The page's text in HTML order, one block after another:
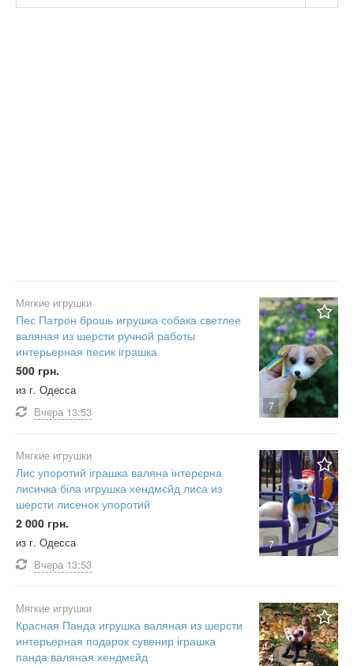
7
Мягкие игрушки
Пес Патрон брошь игрушка собака светлее
валяная из шерсти ручной работы
интерьерная песик іграшка
500 грн.
из г. Одесса
Вчера 13:53
7
Мягкие игрушки
Лис упоротий іграшка валяна інтерєрна
лисичка біла игрушка хендмєйд лиса из
шерсти лисенок упоротий
2 000 грн.
из г. Одесса
Вчера 13:53
4
Мягкие игрушки
Красная Панда игрушка валяная из шерсти
интерьерная подарок сувенир іграшка
панда валяная хендмєйд